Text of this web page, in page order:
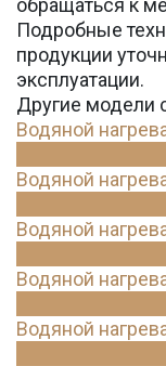
обращаться к
Подробные
продукции
эксплуатации.
Другие модели
Водяной
Водяной
Водяной
Водяной
Водяной